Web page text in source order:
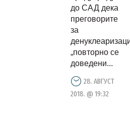
за
до САД дека
преговорите
за
„повторно се
доведени...
28. АВГУСТ
2018. @ 19:32